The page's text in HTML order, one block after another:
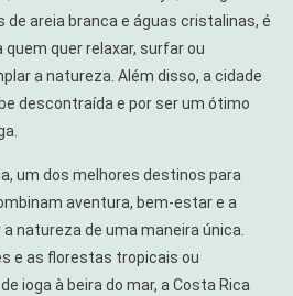
de areia branca e águas cristalinas, é
quer relaxar, surfar ou
a natureza. Além disso, a cidade
descontraída e por ser um ótimo
um dos melhores destinos para
aventura, bem-estar e a
natureza de uma maneira única.
e as florestas tropicais ou
ioga à beira do mar, a Costa Rica